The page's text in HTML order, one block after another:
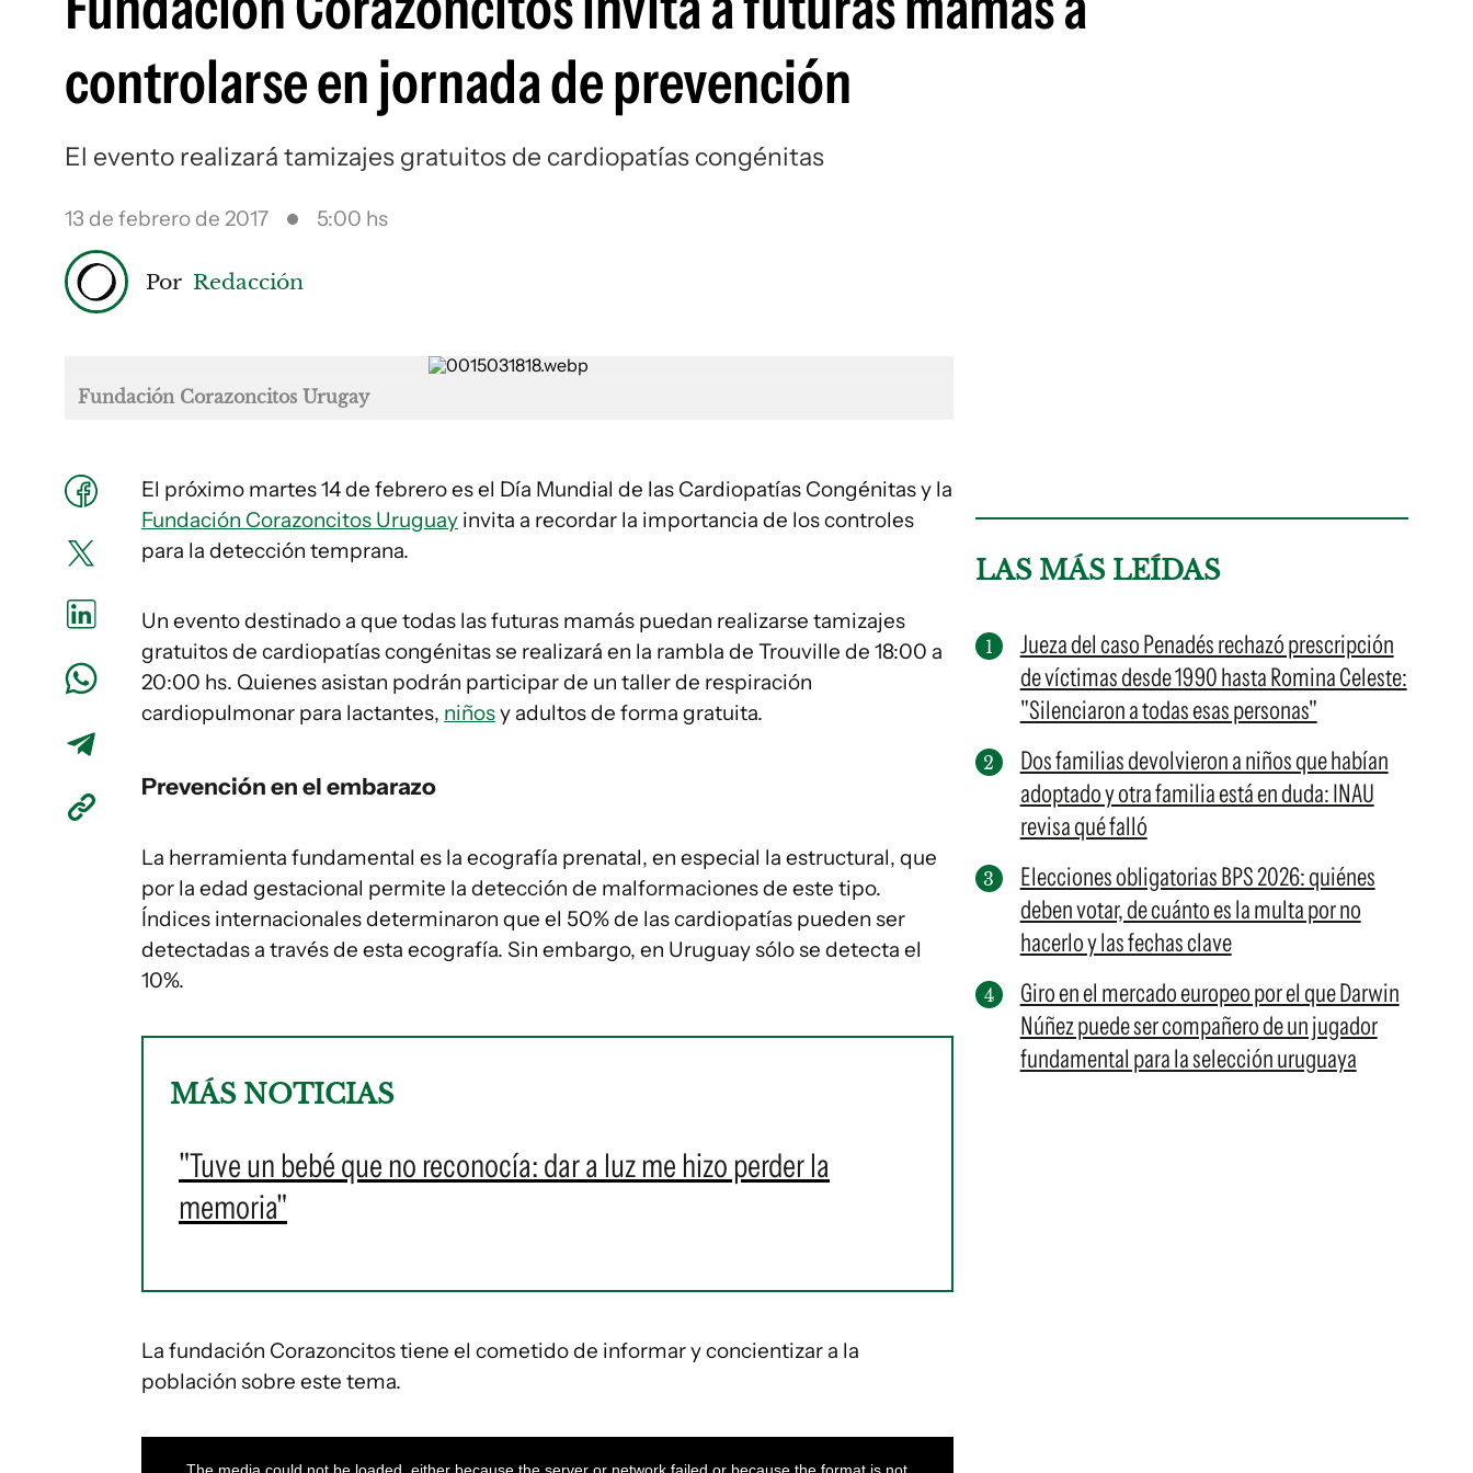
controlarse en jornada de prevención
El evento realizará tamizajes gratuitos de cardiopatías congénitas
13 de febrero de 2017 5:00 hs
Por Redacción
Fundación Corazoncitos Urugay
El próximo martes 14 de febrero es el Día Mundial de las Cardiopatías Congénitas y la
Fundación Corazoncitos Uruguay invita a recordar la importancia de los controles
para la detección temprana.
Un evento destinado a que todas las futuras mamás puedan realizarse tamizajes
gratuitos de cardiopatías congénitas se realizará en la rambla de Trouville de 18:00 a
20:00 hs. Quienes asistan podrán participar de un taller de respiración
cardiopulmonar para lactantes, niñosy adultos de forma gratuita.
Prevención en el embarazo
La herramienta fundamental es la ecografía prenatal, en especial la estructural, que
por la edad gestacional permite la detección de malformaciones de este tipo.
Índices internacionales determinaron que el 50% de las cardiopatías pueden ser
detectadas a través de esta ecografía. Sin embargo, en Uruguay sólo se detecta el
10%.
MÁS NOTICIAS
"Tuve un bebé que no reconocía: dar a luz me hizo perder la
memoria"
La fundación Corazoncitos tiene el cometido de informar y concientizar a la
población sobre este tema.
This
LAS MÁS LEÍDAS
Jueza del caso Penadés rechazó prescripción
de víctimas desde 1990 hasta Romina Celeste:
"Silenciaron a todas esas personas"
Dos familias devolvieron a niños que habían
adoptado y otra familia está en duda: INAU
revisa qué falló
Elecciones obligatorias BPS 2026: quiénes
deben votar, de cuánto es la multa por no
hacerlo y las fechas clave
Giro en el mercado europeo por el que Darwin
Núñez puede ser compañero de un jugador
fundamental para la selección uruguaya